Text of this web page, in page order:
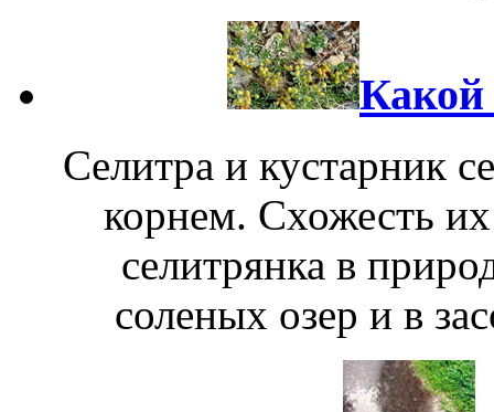
Какой
Селитра и кустарник
корнем. Схожесть
селитрянка в
соленых озер и в